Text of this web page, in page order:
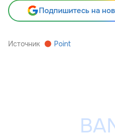
Подпишитесь на
Источник Point